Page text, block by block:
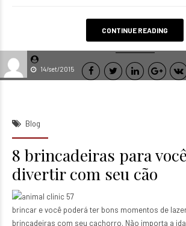
14/set/2015
CONTINUE READING
Blog
8 brincadeiras para
divertir com seu cão
brincar e você poderá ter bons momentos de
brincadeiras com seu cachorro. Não importa a